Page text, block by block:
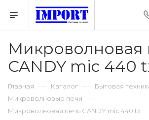
Микроволновая
CANDY mic 440
Главная — Каталог — Бытовая
Микроволновые печи —
Микроволновая печь CANDY mic 440 tx